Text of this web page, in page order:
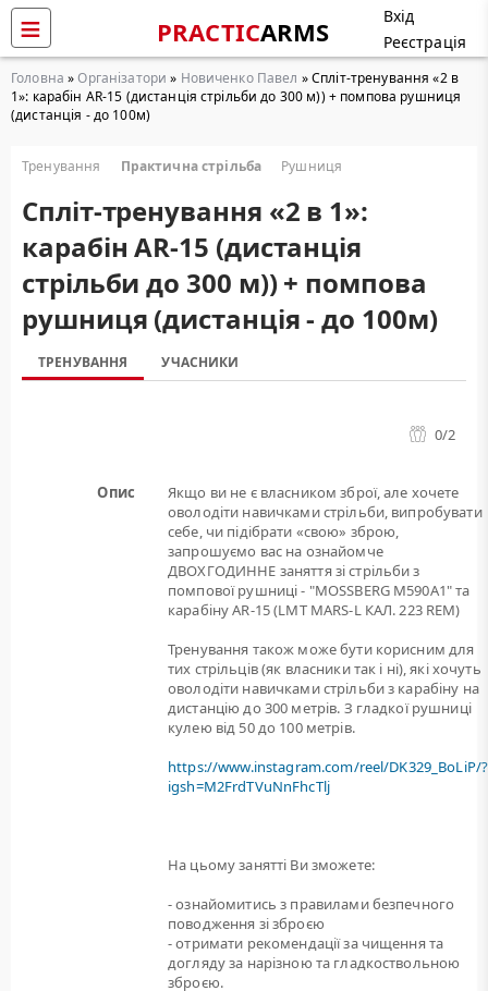
PRACTICARMS
Вхід
Реєстрація
Головна »Організатори » Новиченко Павел » Cпліт-тренування «2 в
1»: карабін AR-15 (дистанція стрільби до 300 м)) + помпова рушниця
(дистанція - до 100м)
Тренування Практична стрільба Рушниця
Cпліт-тренування «2 в 1»:
карабін AR-15 (дистанція
стрільби до 300 м)) + помпова
рушниця (дистанція - до 100м)
ТРЕНУВАННЯ УЧАСНИКИ
0/2
Опис
Якщо ви не є власником зброї, але хочете
оволодіти навичками стрільби, випробувати
себе, чи підібрати «свою» зброю,
запрошуємо вас на ознайомче
ДВОХГОДИННЕ заняття зі стрільби з
помпової рушниці - "MOSSBERG M590A1" та
карабіну AR-15 (LMT MARS-L КАЛ. 223 REM)
Тренування також може бути корисним для
тих стрільців (як власники так і ні), які хочуть
оволодіти навичками стрільби з карабіну на
дистанцію до 300 метрів. З гладкої рушниці
кулею від 50 до 100 метрів.
https://www.instagram.com/reel/DK329_BoLiP/?
igsh=M2FrdTVuNnFhcTlj
На цьому занятті Ви зможете:
- ознайомитись з правилами безпечного
поводження зі зброєю
- отримати рекомендації за чищення та
догляду за нарізною та гладкоствольною
зброєю.